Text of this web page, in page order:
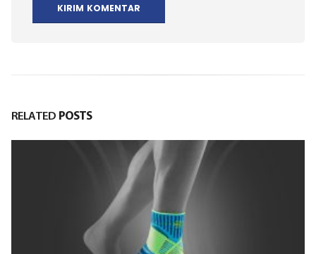
RELATED POSTS